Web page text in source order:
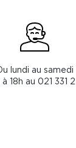
lundi au samedi
18h au 021 331